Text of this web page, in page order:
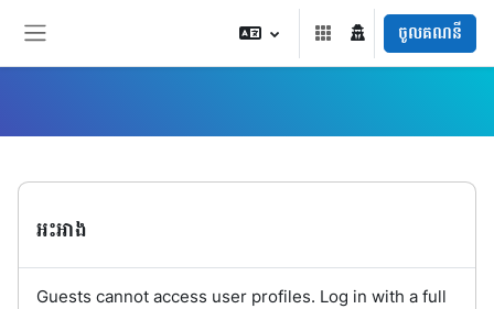
ចូលគណនី
អះអាង
Guests cannot access user profiles. Log in with a full